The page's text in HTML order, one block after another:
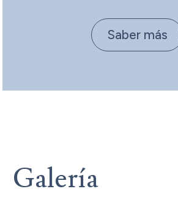
Saber más
Galería